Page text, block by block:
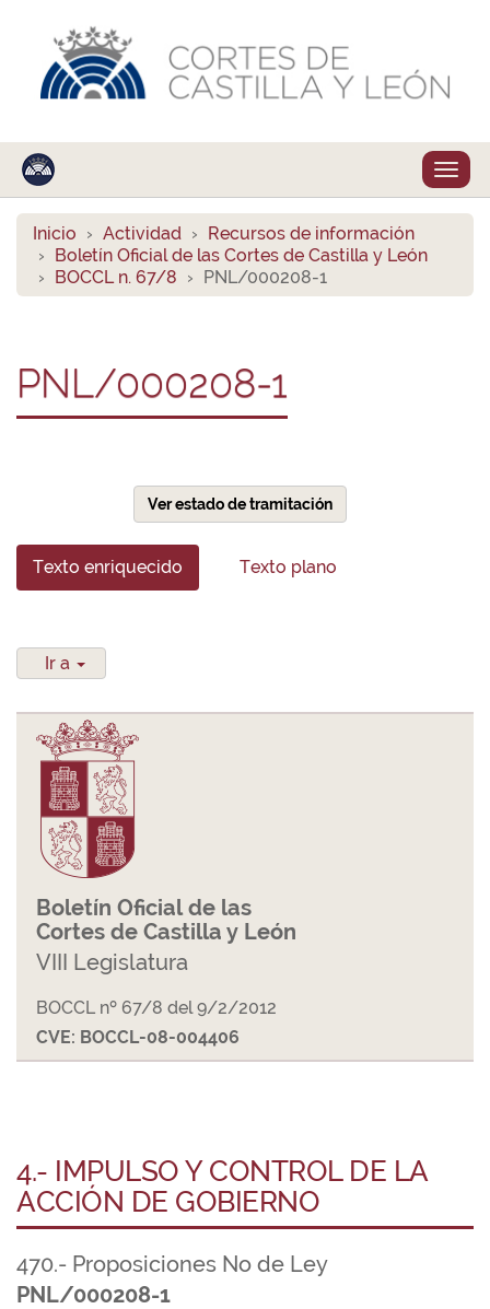
Inicio Actividad
Recursos de información
Boletín Oficial de las Cortes de Castilla y León
BOCCL n. 67/8
PNL/000208-1
PNL/000208-1
Ver estado de tramitación
Texto enriquecido Texto plano
Ir a
Boletín Oficial de las
Cortes de Castilla y León
VIII Legislatura
BOCCL nº 67/8 del 9/2/2012
CVE: BOCCL-08-004406
4.- IMPULSO Y CONTROL DE LA
ACCIÓN DE GOBIERNO
470.- Proposiciones No de Ley
PNL/000208-1